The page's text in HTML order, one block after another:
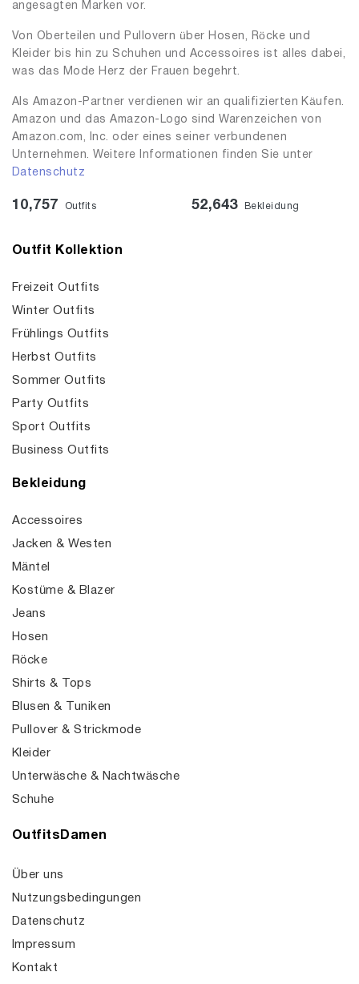
angesagten Marken vor.
Von Oberteilen und Pullovern über Hosen, Röcke und
Kleider bis hin zu Schuhen und Accessoires ist alles dabei,
was das Mode Herz der Frauen begehrt.
Als Amazon-Partner verdienen wir an qualifizierten Käufen.
Amazon und das Amazon-Logo sind Warenzeichen von
Amazon.com, Inc. oder eines seiner verbundenen
Unternehmen. Weitere Informationen finden Sie unter
Datenschutz
10,757 Outfits 52,643 Bekleidung
Outfit Kollektion
Freizeit Outfits
Winter Outfits
Frühlings Outfits
Herbst Outfits
Sommer Outfits
Party Outfits
Sport Outfits
Business Outfits
Bekleidung
Accessoires
Jacken & Westen
Mäntel
Kostüme & Blazer
Jeans
Hosen
Röcke
Shirts & Tops
Blusen & Tuniken
Pullover & Strickmode
Kleider
Unterwäsche & Nachtwäsche
Schuhe
OutfitsDamen
Über uns
Nutzungsbedingungen
Datenschutz
Impressum
Kontakt